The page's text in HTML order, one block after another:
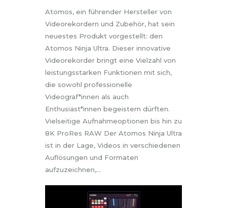
Atomos, ein führender Hersteller von
Videorekordern und Zubehör, hat sein
neuestes Produkt vorgestellt: den
Atomos Ninja Ultra. Dieser innovative
Videorekorder bringt eine Vielzahl von
leistungsstarken Funktionen mit sich,
die sowohl professionelle
Videograf*innen als auch
Enthusiast*innen begeistern dürften.
Vielseitige Aufnahmeoptionen bis hin zu
8K ProRes RAW Der Atomos Ninja Ultra
ist in der Lage, Videos in verschiedenen
Auflösungen und Formaten
aufzuzeichnen,…